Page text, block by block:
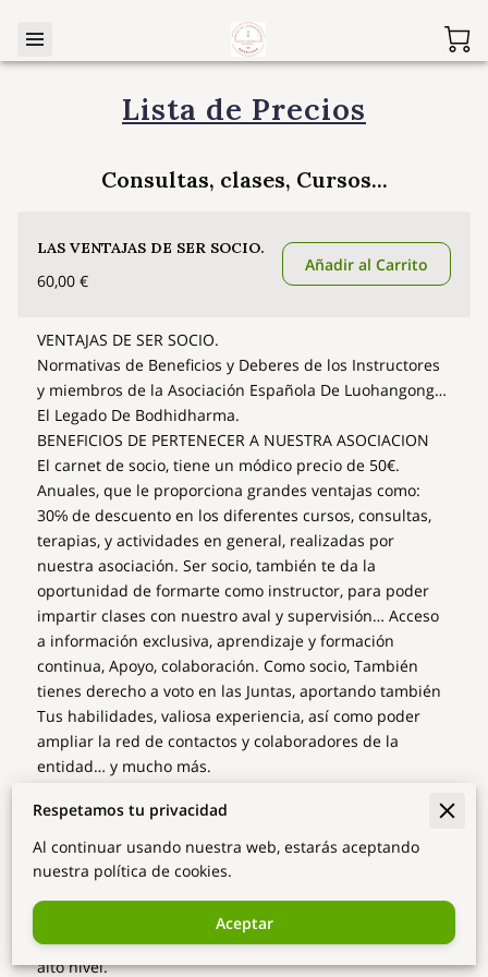
Lista de Precios
Consultas, clases, Cursos...
LAS VENTAJAS DE SER SOCIO.
60,00 €
Añadir al Carrito
VENTAJAS DE SER SOCIO.
Normativas de Beneficios y Deberes de los Instructores
y miembros de la Asociación Española De Luohangong…
El Legado De Bodhidharma.
BENEFICIOS DE PERTENECER A NUESTRA ASOCIACION
El carnet de socio, tiene un módico precio de 50€.
Anuales, que le proporciona grandes ventajas como:
30℅ de descuento en los diferentes cursos, consultas,
terapias, y actividades en general, realizadas por
nuestra asociación. Ser socio, también te da la
oportunidad de formarte como instructor, para poder
impartir clases con nuestro aval y supervisión… Acceso
a información exclusiva, aprendizaje y formación
continua, Apoyo, colaboración. Como socio, También
tienes derecho a voto en las Juntas, aportando también
Tus habilidades, valiosa experiencia, así como poder
ampliar la red de contactos y colaboradores de la
entidad… y mucho más.
Fut y Chi-Kung.
- Reconocimiento de su situación como Instructor o
alumno por el Maestro y la Asociación de Luohangong y
- Acceso a cursos, charlas, congresos, etc; nacionales de
alto nivel.
Respetamos tu privacidad
Al continuar usando nuestra web, estarás aceptando
nuestra política de cookies.
Aceptar